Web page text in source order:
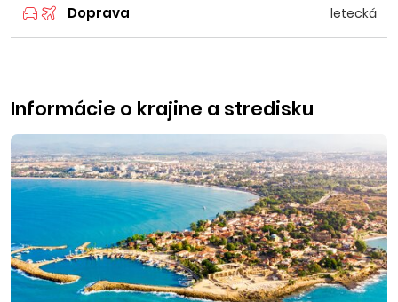
Doprava letecká
Informácie o krajine a stredisku